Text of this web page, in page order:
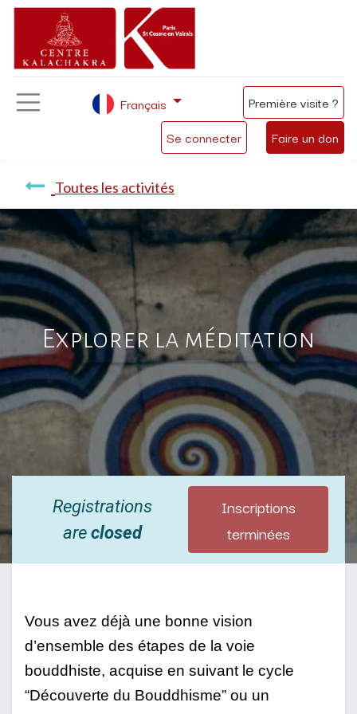
Se connecter Faire un don
Français Première visite ?
Toutes les activités
Explorer la méditation
Registrations
areclosed
Inscriptions
terminées
Vous avez déjà une bonne vision
d’ensemble des étapes de la voie
bouddhiste, acquise en suivant le cycle
“Découverte du Bouddhisme” ou un